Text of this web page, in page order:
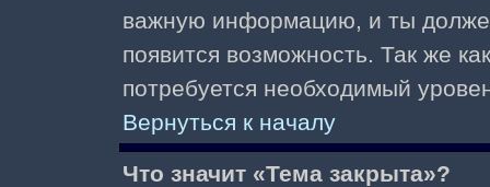
важную информацию, и ты
появится возможность. Так же
потребуется необходимый
Вернуться к началу
Что значит «Тема закрыта»?